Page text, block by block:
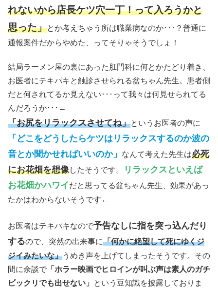
れないから店長ケツ穴一丁！って入ろうかと
思った」とか考えちゃう所は職業病なのか･･･？普通に
通報案件だからやめた、ってそりゃそうでしょ！
結局ラーメン屋の裏にあった肛門科に何とかたどり着き、
お医者にテキパキと触診させられる盆ちゃん先生。患者側
だと何されてるか見えない･･･って我々は何見せられてる
んだろうか･･･←
「お尻をリラックスさせてね」というお医者の声に
「どこをどうしたらケツはリラックスするのか波の
音とか聞かせればいいのか」
なんて考えた先生は必死
にお花畑を想像したそうです。
リラックスといえば
お花畑かハワイだと思ってる盆ちゃん先生、効果があっ
たかはわからないそうです←
お医者はテキパキなので予告なしに指を突っ込んだり
するので、突然の出来事に「何かに絶望して死にゆくジ
ジイみたいな」うめき声を上げてしまったそうです。その
間に余談で 「ホラー映画でヒロインが叫ぶ声は素人のガチ
ビックリでも出せない」
という豆知識を披露しておりま